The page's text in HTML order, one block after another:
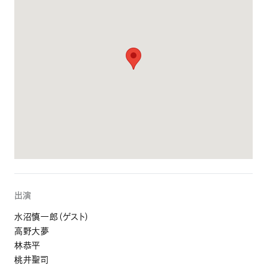
出演
水沼慎一郎（ゲスト）
高野大夢
林恭平
桃井聖司